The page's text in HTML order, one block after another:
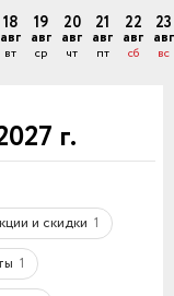
18
авг
вт
19
авг
ср
20
авг
чт
21
авг
пт
22
авг
сб
23
авг
вс
г.
и скидки 1
1